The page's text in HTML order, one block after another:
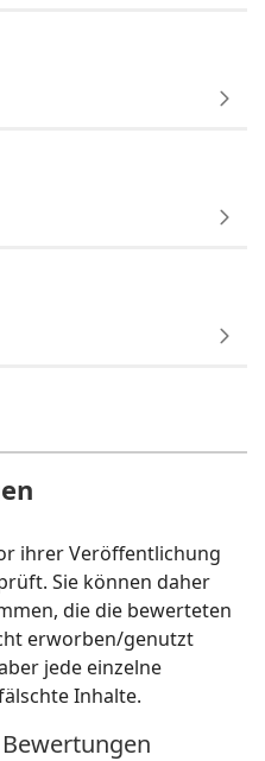
ihrer Veröffentlichung
Sie können daher
die die bewerteten
erworben/genutzt
jede einzelne
Inhalte.